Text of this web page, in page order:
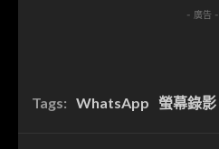
- 廣告 -
Tags: WhatsApp 螢幕錄影